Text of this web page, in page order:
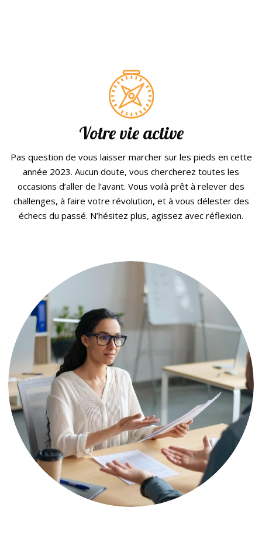
Votre vie active
Pas question de vous laisser marcher sur les pieds en cette
année 2023. Aucun doute, vous chercherez toutes les
occasions d’aller de l’avant. Vous voilà prêt à relever des
challenges, à faire votre révolution, et à vous délester des
échecs du passé. N’hésitez plus, agissez avec réflexion.